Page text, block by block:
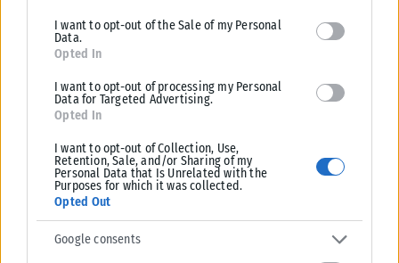
I want to opt-out of the Sale of my Personal
Data.
Opted In
I want to opt-out of processing my Personal
Data for Targeted Advertising.
Opted In
I want to opt-out of Collection, Use,
Retention, Sale, and/or Sharing of my
Personal Data that Is Unrelated with the
Purposes for which it was collected.
Opted Out
Google consents